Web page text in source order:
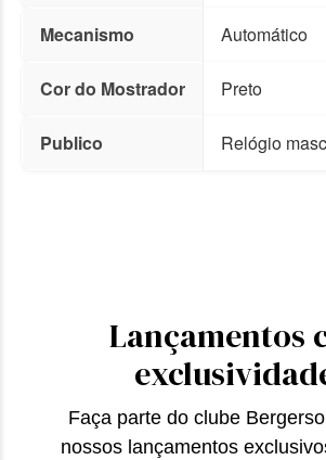
Mecanismo Automático
Cor do Mostrador Preto
Publico Relógio
Lançamentos
Faça parte do clube
nossos lançamentos